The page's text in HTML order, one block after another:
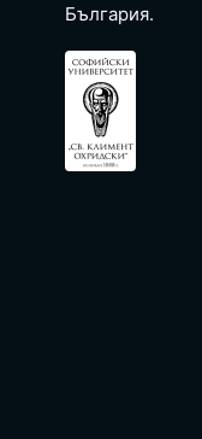
България.